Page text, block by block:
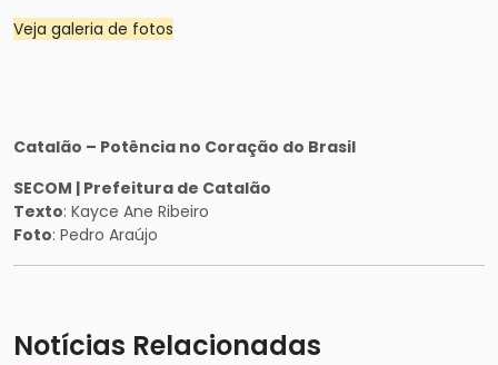
Veja galeria de fotos
Catalão – Potência no Coração do Brasil
SECOM | Prefeitura de Catalão
Texto: Kayce Ane Ribeiro
Foto: Pedro Araújo
Notícias Relacionadas